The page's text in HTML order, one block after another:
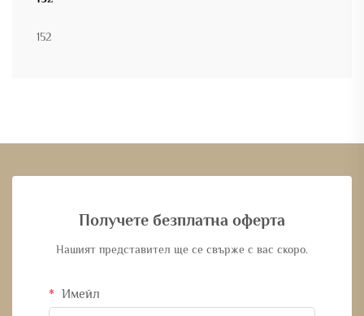
152
Получете безплатна оферта
Нашият представител ще се свърже с вас скоро.
Имейл